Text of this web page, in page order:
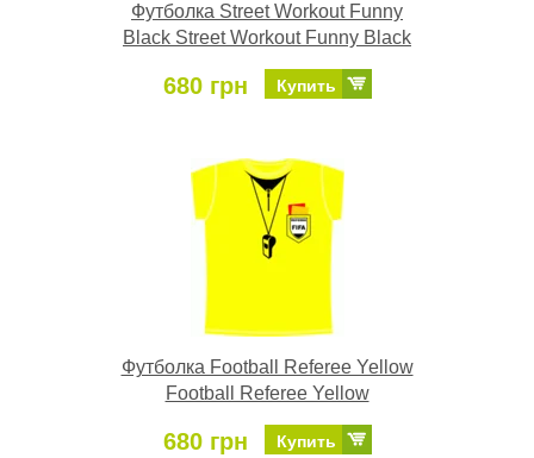
Футболка Street Workout Funny
Black Street Workout Funny Black
680 грн Купить
Футболка Football Referee Yellow
Football Referee Yellow
680 грн Купить